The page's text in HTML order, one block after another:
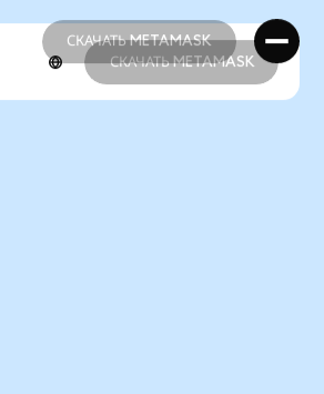
СКАЧАТЬ METAMASK
СКАЧАТЬ METAMASK
СКАЧАТЬ METAMASK